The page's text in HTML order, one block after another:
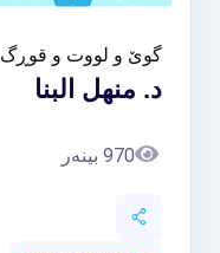
گوێ و لووت و قوڕگ
د. منهل البنا
970 بینەر